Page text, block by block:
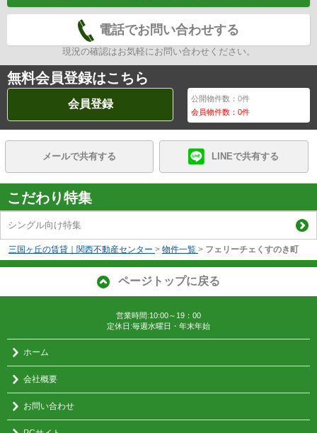
電話でお問い合わせする
現況の確認はお気軽にお問い合わせください。
無料会員登録はこちら
会員登録 公開物件数：0件
会員物件数：0件
メールで共有する LINEで共有する
こだわり特集
シングル向け特集
三国ヶ丘の賃貸｜関西不動産センター > 物件一覧 > フェリーチェくすのき町
ページトップに戻る
営業時間:10:00～19：00
定休日:毎週水曜日・年末年始
ホーム
会社概要
お問い合わせ